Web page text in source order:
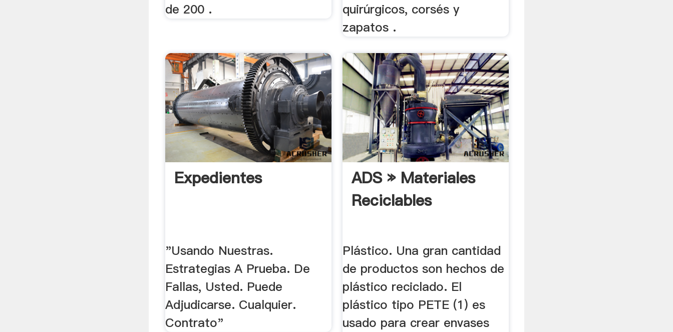
de 200 .
quirúrgicos, corsés y
zapatos .
Expedientes
"Usando Nuestras.
Estrategias A Prueba. De
Fallas, Usted. Puede
Adjudicarse. Cualquier.
Contrato"
ADS » Materiales
Reciclables
Plástico. Una gran cantidad
de productos son hechos de
plástico reciclado. El
plástico tipo PETE (1) es
usado para crear envases